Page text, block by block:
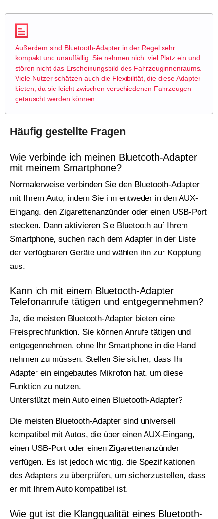
Außerdem sind Bluetooth-Adapter in der Regel sehr
kompakt und unauffällig. Sie nehmen nicht viel Platz ein und
stören nicht das Erscheinungsbild des Fahrzeuginnenraums.
Viele Nutzer schätzen auch die Flexibilität, die diese Adapter
bieten, da sie leicht zwischen verschiedenen Fahrzeugen
getauscht werden können.
Häufig gestellte Fragen
Wie verbinde ich meinen Bluetooth-Adapter
mit meinem Smartphone?
Normalerweise verbinden Sie den Bluetooth-Adapter
mit Ihrem Auto, indem Sie ihn entweder in den AUX-
Eingang, den Zigarettenanzünder oder einen USB-Port
stecken. Dann aktivieren Sie Bluetooth auf Ihrem
Smartphone, suchen nach dem Adapter in der Liste
der verfügbaren Geräte und wählen ihn zur Kopplung
aus.
Kann ich mit einem Bluetooth-Adapter
Telefonanrufe tätigen und entgegennehmen?
Ja, die meisten Bluetooth-Adapter bieten eine
Freisprechfunktion. Sie können Anrufe tätigen und
entgegennehmen, ohne Ihr Smartphone in die Hand
nehmen zu müssen. Stellen Sie sicher, dass Ihr
Adapter ein eingebautes Mikrofon hat, um diese
Funktion zu nutzen.
Unterstützt mein Auto einen Bluetooth-Adapter?
Die meisten Bluetooth-Adapter sind universell
kompatibel mit Autos, die über einen AUX-Eingang,
einen USB-Port oder einen Zigarettenanzünder
verfügen. Es ist jedoch wichtig, die Spezifikationen
des Adapters zu überprüfen, um sicherzustellen, dass
er mit Ihrem Auto kompatibel ist.
Wie gut ist die Klangqualität eines Bluetooth-